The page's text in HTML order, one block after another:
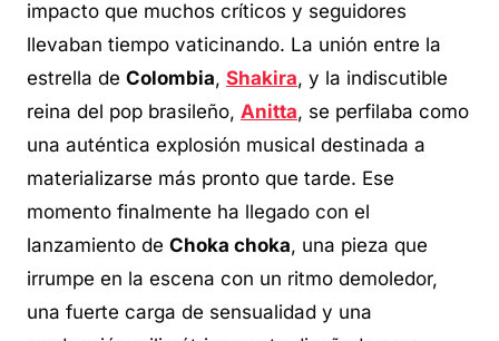
impacto que muchos críticos y seguidores
llevaban tiempo vaticinando. La unión entre la
estrella de Colombia, Shakira, y la indiscutible
reina del pop brasileño, Anitta, se perfilaba como
una auténtica explosión musical destinada a
materializarse más pronto que tarde. Ese
momento finalmente ha llegado con el
lanzamiento de Choka choka, una pieza que
irrumpe en la escena con un ritmo demoledor,
una fuerte carga de sensualidad y una